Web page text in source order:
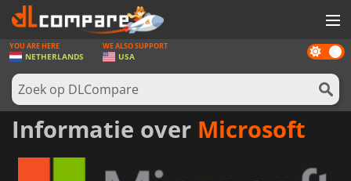
SPELLEN
GAME CARDS
SOFTWARE
Dark
mode
YOU ARE HERE
NETHERLANDS
WE ALSO SUPPORT
USA
Informatie over Microsoft